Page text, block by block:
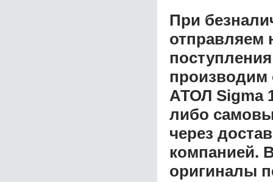
При
отправляем
производим
АТОЛ Sigma
либо
через
компанией.
оригиналы